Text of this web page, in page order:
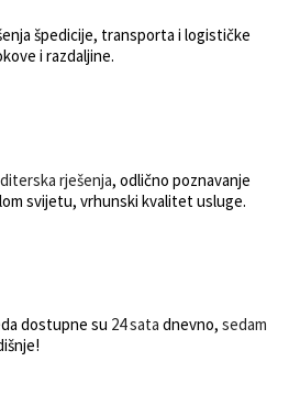
špedicije, transporta i logističke
i razdaljine.
rješenja, odlično poznavanje
svijetu, vrhunski kvalitet usluge.
dostupne su 24sata dnevno, sedam